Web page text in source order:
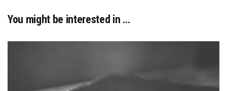
You might be interested in …